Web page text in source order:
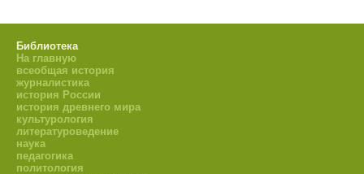
Библиотека
На главную
всеобщая история
журналистика
история России
история древнего мира
культурология
литературоведение
наука
педагогика
политология